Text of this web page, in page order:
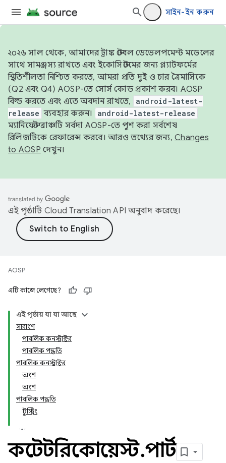
সাইন-ইন করুন
২০২৬ সাল থেকে, আমাদের ট্রাঙ্ক স্টেবল ডেভেলপমেন্ট মডেলের
সাথে সামঞ্জস্য রাখতে এবং ইকোসিস্টেমের জন্য প্ল্যাটফর্মের
স্থিতিশীলতা নিশ্চিত করতে, আমরা প্রতি দুই ও চার ত্রৈমাসিকে
(Q2 এবং Q4) AOSP-তে সোর্স কোড প্রকাশ করব। AOSP
বিল্ড করতে এবং এতে অবদান রাখতে,
android-latest-
release ব্যবহার করুন। android-latest-release
ম্যানিফেস্ট ব্রাঞ্চটি সর্বদা AOSP-তে পুশ করা সর্বশেষ
রিলিজটিকে রেফারেন্স করবে। আরও তথ্যের জন্য, Changes
to AOSP দেখুন।
এই পৃষ্ঠাটি Cloud Translation API অনুবাদ করেছে।
AOSP
এটি কাজে লেগেছে?
এই পৃষ্ঠায় যা যা আছে
সারাংশ
পাবলিক কনস্ট্রাক্টর
পাবলিক পদ্ধতি
পাবলিক কনস্ট্রাক্টর
অংশ
অংশ
পাবলিক পদ্ধতি
টুস্ট্রিং
কন্টেন্টরিকোয়েস্ট.পার্ট